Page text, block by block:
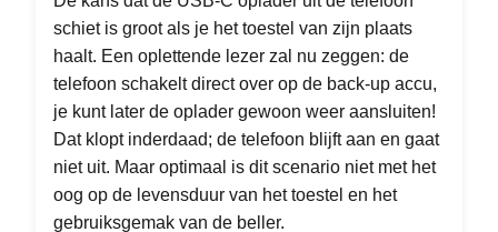
schiet is groot als je het toestel van zijn plaats
haalt. Een oplettende lezer zal nu zeggen: de
telefoon schakelt direct over op de back-up accu,
je kunt later de oplader gewoon weer aansluiten!
Dat klopt inderdaad; de telefoon blijft aan en gaat
niet uit. Maar optimaal is dit scenario niet met het
oog op de levensduur van het toestel en het
gebruiksgemak van de beller.